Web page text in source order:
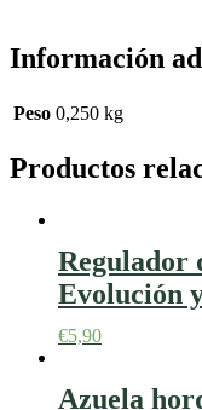
Información
Peso 0,250 kg
Productos
Regulador
Evolución
€5,90
Azuela